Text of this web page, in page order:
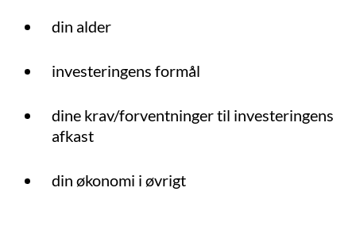
din alder
investeringens formål
dine krav/forventninger til investeringens
afkast
din økonomi i øvrigt